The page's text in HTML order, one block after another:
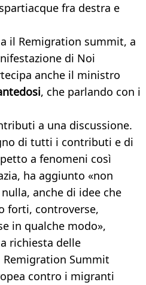
fra destra e
il Remigration summit, a
di Noi
anche il ministro
, che parlando con i
a una discussione.
di tutti i contributi e di
a fenomeni così
ha aggiunto «non
anche di idee che
forti, controverse,
in qualche modo»,
richiesta delle
Summit
contro i migranti